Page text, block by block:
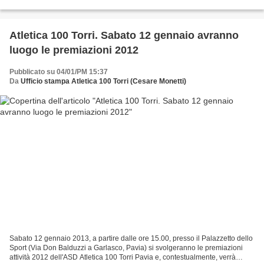
Atletica 100 Torri. Sabato 12 gennaio avranno
luogo le premiazioni 2012
Pubblicato su 04/01/PM 15:37
Da Ufficio stampa Atletica 100 Torri (Cesare Monetti)
Sabato 12 gennaio 2013, a partire dalle ore 15.00, presso il Palazzetto dello
Sport (Via Don Balduzzi a Garlasco, Pavia) si svolgeranno le premiazioni
attività 2012 dell'ASD Atletica 100 Torri Pavia e, contestualmente, verrà